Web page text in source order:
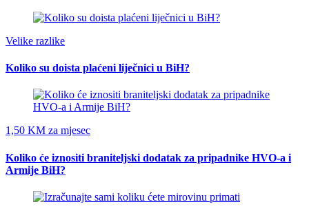
Velike razlike
Koliko su doista plaćeni liječnici u BiH?
1,50 KM za mjesec
Koliko će iznositi braniteljski dodatak za pripadnike HVO-a i
Armije BiH?